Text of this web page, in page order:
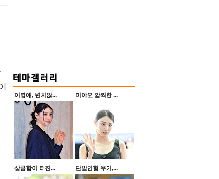
이영애, 변치않... 미야오 깜찍한 ...
상큼함이 터진... 단발인형 우기,...